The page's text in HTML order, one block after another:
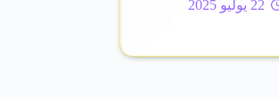
22 يوليو 2025